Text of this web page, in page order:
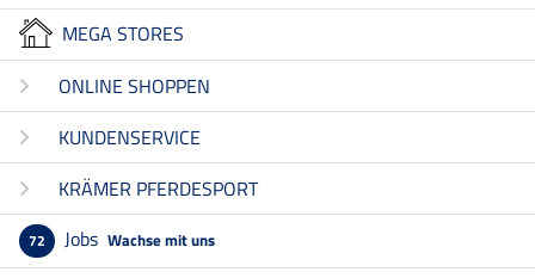
MEGA STORES
ONLINE SHOPPEN
KUNDENSERVICE
KRÄMER PFERDESPORT
72 Jobs Wachse mit uns